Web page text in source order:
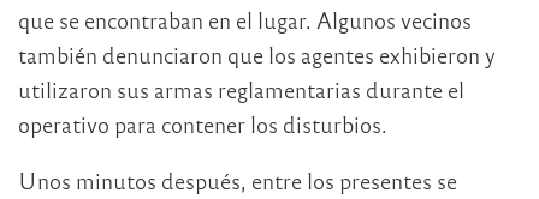
que se encontraban en el lugar. Algunos vecinos
también denunciaron que los agentes exhibieron y
utilizaron sus armas reglamentarias durante el
operativo para contener los disturbios.
Unos minutos después, entre los presentes se